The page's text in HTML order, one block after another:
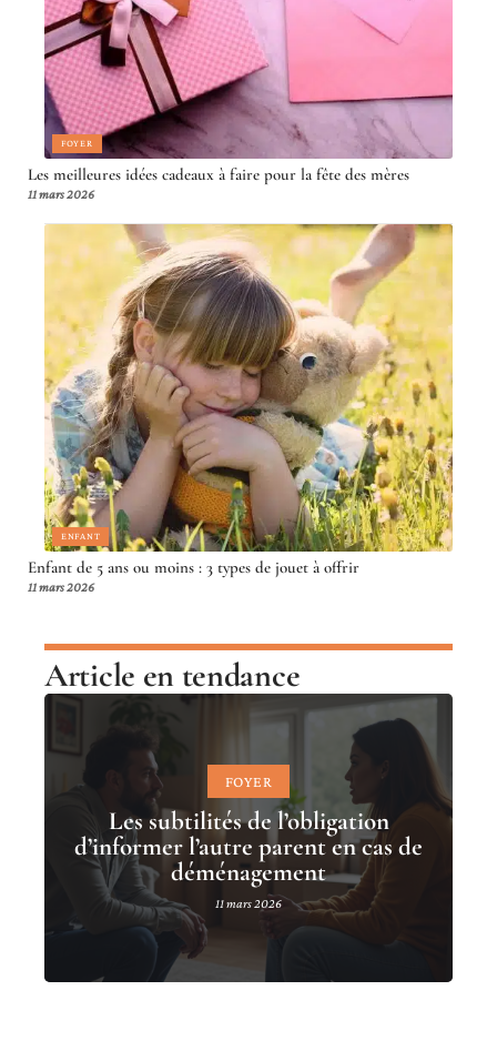
FOYER
Les meilleures idées cadeaux à faire pour la fête des mères
11 mars 2026
ENFANT
Enfant de 5 ans ou moins : 3 types de jouet à offrir
11 mars 2026
Article en tendance
FOYER
Les subtilités de l’obligation
d’informer l’autre parent en cas de
déménagement
11 mars 2026